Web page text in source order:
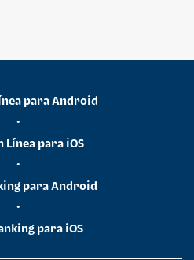
para Android
•
Línea para iOS
•
para Android
•
para iOS